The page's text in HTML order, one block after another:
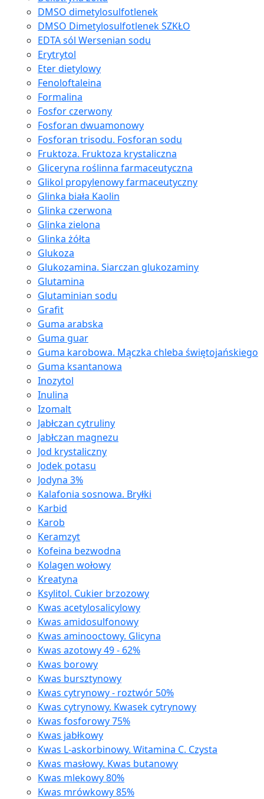
DMSO dimetylosulfotlenek
DMSO Dimetylosulfotlenek SZKŁO
EDTA sól Wersenian sodu
Erytrytol
Eter dietylowy
Fenoloftaleina
Formalina
Fosfor czerwony
Fosforan dwuamonowy
Fosforan trisodu. Fosforan sodu
Fruktoza. Fruktoza krystaliczna
Gliceryna roślinna farmaceutyczna
Glikol propylenowy farmaceutyczny
Glinka biała Kaolin
Glinka czerwona
Glinka zielona
Glinka żółta
Glukoza
Glukozamina. Siarczan glukozaminy
Glutamina
Glutaminian sodu
Grafit
Guma arabska
Guma guar
Guma karobowa. Mączka chleba świętojańskiego
Guma ksantanowa
Inozytol
Inulina
Izomalt
Jabłczan cytruliny
Jabłczan magnezu
Jod krystaliczny
Jodek potasu
Jodyna 3%
Kalafonia sosnowa. Bryłki
Karbid
Karob
Keramzyt
Kofeina bezwodna
Kolagen wołowy
Kreatyna
Ksylitol. Cukier brzozowy
Kwas acetylosalicylowy
Kwas amidosulfonowy
Kwas aminooctowy. Glicyna
Kwas azotowy 49 - 62%
Kwas borowy
Kwas bursztynowy
Kwas cytrynowy - roztwór 50%
Kwas cytrynowy. Kwasek cytrynowy
Kwas fosforowy 75%
Kwas jabłkowy
Kwas L-askorbinowy. Witamina C. Czysta
Kwas masłowy. Kwas butanowy
Kwas mlekowy 80%
Kwas mrówkowy 85%